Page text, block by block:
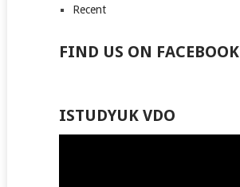
Recent
FIND US ON FACEBOOK
ISTUDYUK VDO